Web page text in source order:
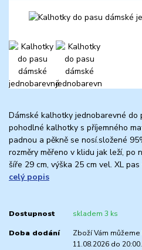
Dámské kalhotky jednobarevné do
pohodlné kalhotky s příjemného
padnou a pěkně se nosí.složené
rozměry měřeno v klidu jak leží, po
šíře 29 cm, výška 25 cm vel. XL
celý popis
Dostupnost skladem 3 ks
Doba dodání
Zboží Vám
11.08.2026 do